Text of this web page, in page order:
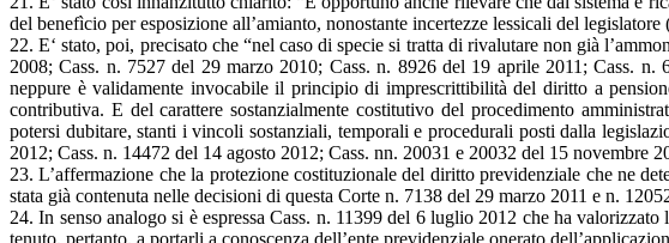
del benefìcio per esposizione all’amianto, nonostante incertezze lessicali del legislatore
22. E‘ stato, poi, precisato che “nel caso di specie si tratta di rivalutare non già
2008; Cass. n. 7527 del 29 marzo 2010; Cass. n. 8926 del 19 aprile 2011; Cass.
neppure è validamente invocabile il principio di imprescrittibilità del diritto a
contributiva. E del carattere sostanzialmente costitutivo del procedimento
potersi dubitare, stanti i vincoli sostanziali, temporali e procedurali posti dalla
2012; Cass. n. 14472 del 14 agosto 2012; Cass. nn. 20031 e 20032 del 15 novembre
23. L’affermazione che la protezione costituzionale del diritto previdenziale che ne
stata già contenuta nelle decisioni di questa Corte n. 7138 del 29 marzo 2011 e n.
24. In senso analogo si è espressa Cass. n. 11399 del 6 luglio 2012 che ha
tenuto, pertanto, a portarli a conoscenza dell’ente previdenziale onerato